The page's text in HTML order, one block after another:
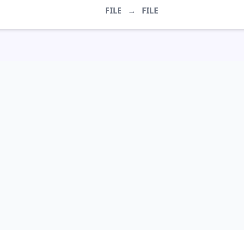
FILE → FILE